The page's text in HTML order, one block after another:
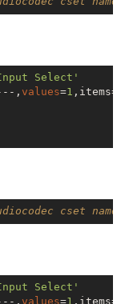
Select'
,
values=1 ,items=
cset
Select'
,
values=1 ,items=